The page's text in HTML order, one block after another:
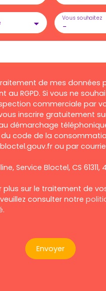
-
Vous souhaitez
de mes données
au RGPD. Si vous ne
commerciale par
inscrire gratuitement
démarchage
du code de la
ou par
Service Bloctel, CS 61311,
plus sur le traitement de
consulter notre
.
Envoyer